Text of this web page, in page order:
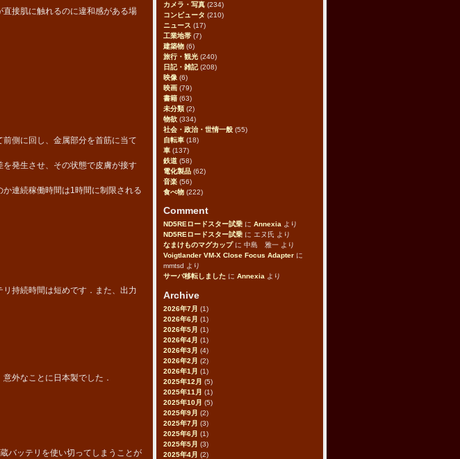
カメラ・写真 (234)
コンピュータ (210)
ニュース (17)
工業地帯 (7)
建築物 (6)
旅行・観光 (240)
日記・雑記(208)
映像 (6)
映画 (79)
書籍 (63)
未分類 (2)
物欲 (334)
社会・政治・世情一般 (55)
自転車 (18)
車 (137)
鉄道 (58)
電化製品 (62)
音楽 (56)
食べ物 (222)
Comment
ND5REロードスター試乗 に Annexia より
ND5REロードスター試乗 に エヌ氏 より
なまけものマグカップに 中島 雅一 より
Voigtlander VM-X Close Focus Adapter に
mmtsd より
サーバ移転しました に Annexia より
Archive
2026年7月 (1)
2026年6月 (1)
2026年5月 (1)
2026年4月 (1)
2026年3月 (4)
2026年2月 (2)
2026年1月 (1)
2025年12月 (5)
2025年11月 (1)
2025年10月 (5)
2025年9月 (2)
2025年7月 (3)
2025年6月 (1)
2025年5月 (3)
2025年4月 (2)
接肌に触れるのに違和感がある場
側に回し、金属部分を首筋に当て
発生させ、その状態で皮膚が接す
連続稼働時間は1時間に制限される
持続時間は短めです．また、出力
外なことに日本製でした．
バッテリを使い切ってしまうことが